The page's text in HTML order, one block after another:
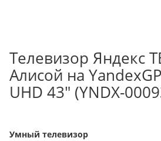
Телевизор Яндекс
Алисой на
UHD 43" (YNDX-
Умный телевизор